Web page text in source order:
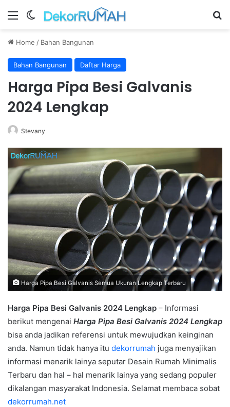
Menu Switch skin
Home / Bahan Bangunan
Bahan Bangunan Daftar Harga
Harga Pipa Besi Galvanis
2024 Lengkap
Stevany
Harga Pipa Besi Galvanis Semua Ukuran Lengkap Terbaru
Harga Pipa Besi Galvanis 2024 Lengkap – Informasi
berikut mengenai Harga Pipa Besi Galvanis 2024 Lengkap
bisa anda jadikan referensi untuk mewujudkan keinginan
anda. Namun tidak hanya itu dekorrumah juga menyajikan
informasi menarik lainya seputar Desain Rumah Minimalis
Terbaru dan hal – hal menarik lainya yang sedang populer
dikalangan masyarakat Indonesia. Selamat membaca sobat
dekorrumah.net